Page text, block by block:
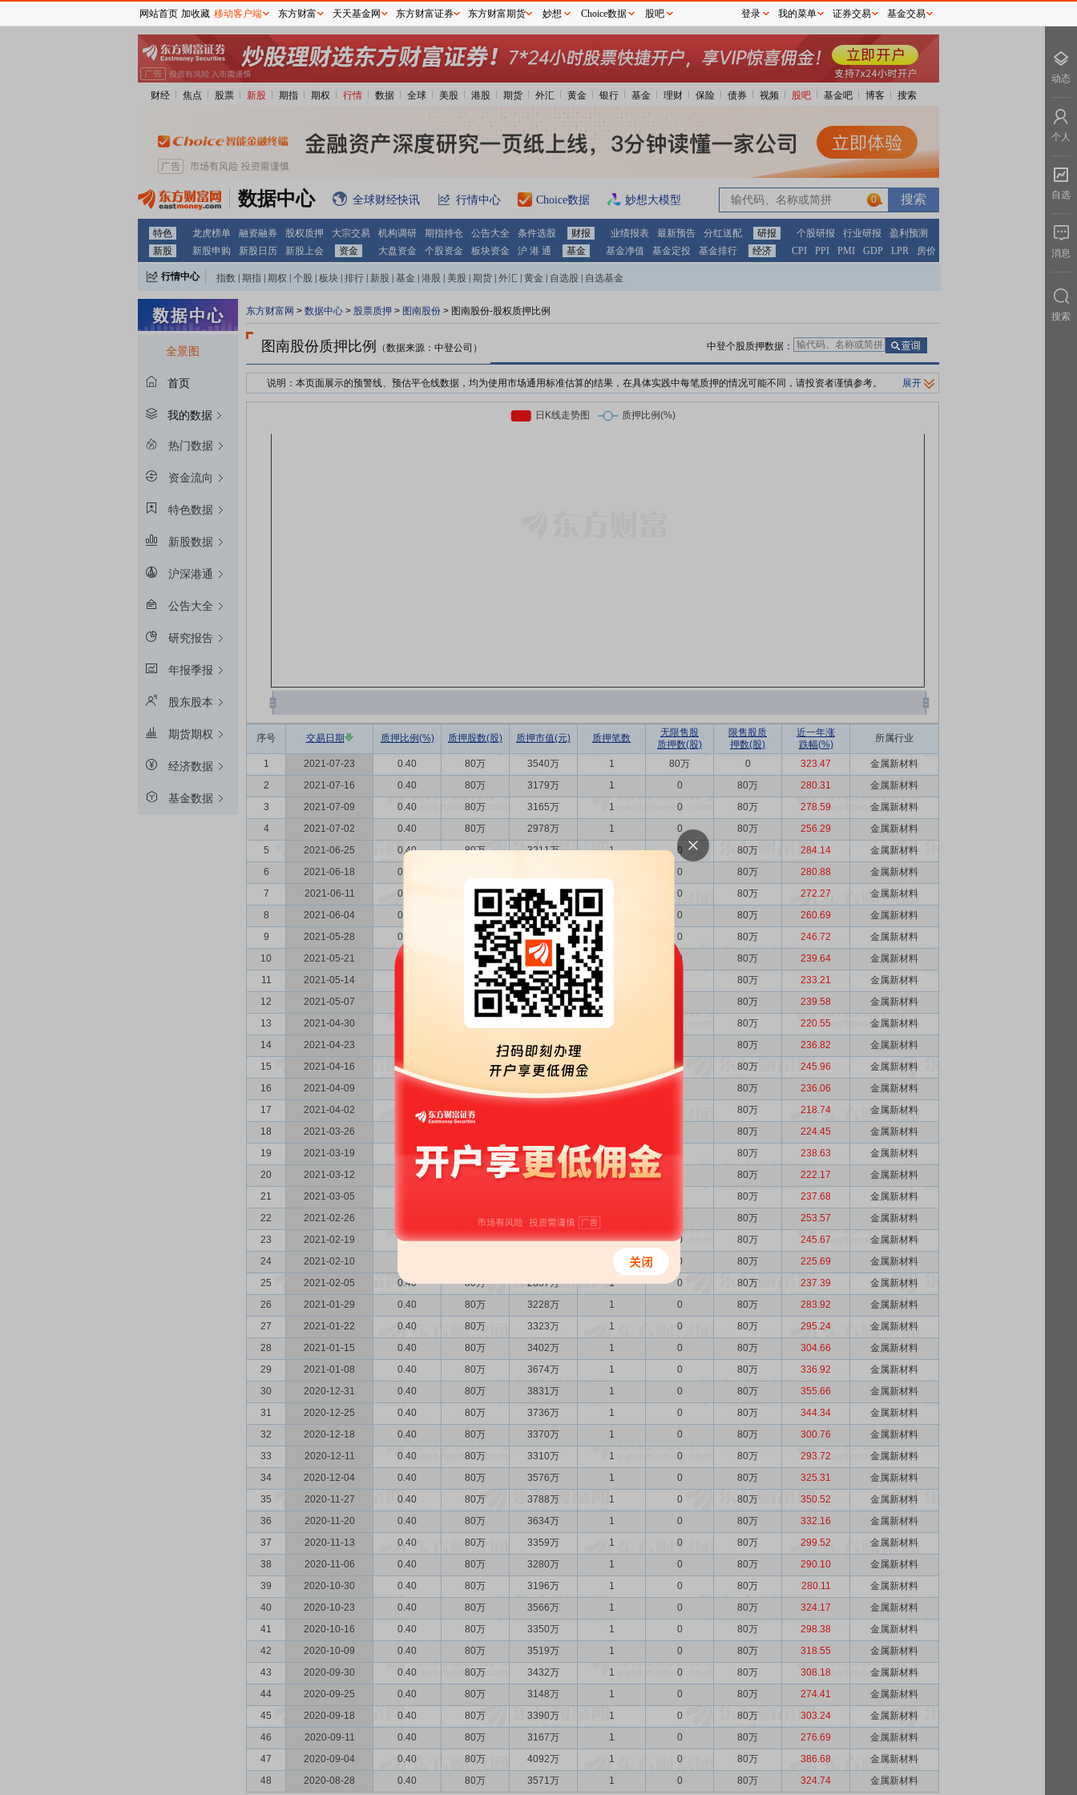
财经 焦点 股票 新股 期指 期权 行情 数据 全球 美股 港股 期货 外汇 黄金 银行 基金 理财 保险 债券 视频 股吧 基金吧 博客 搜索
数据中心 全球财经快讯 行情中心 Choice数据 妙想大模型 0
特色 龙虎榜单 融资融券 股权质押 大宗交易 机构调研 期指持仓 公告大全 条件选股 财报 业绩报表 最新预告 分红送配 研报 个股研报 行业研报
盈利预测
新股
新股申购 新股日历 新股上会 资金 大盘资金 个股资金 板块资金 沪 港 通 基金 基金净值 基金定投 基金排行 经济 CPI PPI PMI GDP LPR 房价
行情中心 指数 期指 期权 个股 板块 排行 新股 基金 港股 美股 期货 外汇 黄金 自选股 自选基金
全景图
首页
我的数据
热门数据
资金流向
特色数据
新股数据
沪深港通
公告大全
研究报告
年报季报
股东股本
期货期权
经济数据
基金数据
东方财富网 > 数据中心 > 股票质押 > 图南股份 > 图南股份-股权质押比例
图南股份质押比例 （数据来源：中登公司） 中登个股质押数据：
说明：本页面展示的预警线、预估平仓线数据，均为使用市场通用标准估算的结果，在具体实践中每笔质押的情况可能不同，请投资者谨慎参考。
接受股权质押的金融机构为了防止股价下跌对自己的利益造成损失，对质押个股的股价设置预警价格与强制平仓价格。
预警线算法：冻结起始日收盘价前复权*质押率*预警线比例
展开
序号 交易日期 质押比例(%) 质押股数(股) 质押市值(元) 质押笔数
无限售股
质押数(股)
限售股质
押数(股)
近一年涨
跌幅(%)
所属行业
1 2021-07-23 0.40 80万 3540万 1 80万 0 323.47
金属新材料
2
2021-07-16 0.40 80万 3179万 1 0 80万 280.31
金属新材料
3
2021-07-09 0.40 80万 3165万 1 0 80万 278.59
金属新材料
4
2021-07-02 0.40 80万 2978万 1 0 80万 256.29
金属新材料
5
2021-06-25 0.40 80万 3211万 1 0 80万 284.14
金属新材料
6
2021-06-18 0.40 0 80万 280.88
金属新材料
7
2021-06-11 0.40 80万 3112万 0 80万 272.27
金属新材料
8
2021-06-04 0.40 80万 3015万 0 80万 260.69
金属新材料
9
2021-05-28 0.40 80万 2898万 0 80万 246.72
金属新材料
10
2021-05-21 80万 2839万 0 80万 239.64
金属新材料
11
2021-05-14 80万 2802万 80万 233.21
金属新材料
12
2021-05-07 2855万 80万 239.58
金属新材料
13
2021-04-30 80万 1 80万 220.55
金属新材料
14
2021-04-23 2832万 80万 236.82
金属新材料
15
2021-04-16 0.40 2909万 0 80万 245.96
金属新材料
16
2021-04-09 80万 1 80万 236.06
金属新材料
17
2021-04-02 80万 80万 218.74
金属新材料
18
2021-03-26 80万 224.45
金属新材料
19
2021-03-19 80万 2847万 1 80万 238.63
金属新材料
20
2021-03-12 0.40 2709万 1 80万 222.17
金属新材料
21
2021-03-05 80万 237.68
金属新材料
22
2021-02-26 80万 2973万 80万 253.57
金属新材料
23
2021-02-19 0.40 80万 2906万 1 0 80万 245.67
金属新材料
24
2021-02-10 1 0 80万 225.69
金属新材料
25
2021-02-05 0.40 80万 2837万 1 0 80万 237.39
金属新材料
26
2021-01-29 0.40 80万 3228万 1 0 80万 283.92
金属新材料
27
2021-01-22 0.40 80万 3323万 1 0 80万 295.24
金属新材料
28
2021-01-15 0.40 80万 3402万 1 0 80万 304.66
金属新材料
29
2021-01-08 0.40 80万 3674万 1 0 80万 336.92
金属新材料
30
2020-12-31 0.40 80万 3831万 1 0 80万 355.66
金属新材料
31
2020-12-25 0.40 80万 3736万 1 0 80万 344.34
金属新材料
32
2020-12-18 0.40 80万 3370万 1 0 80万 300.76
金属新材料
33
2020-12-11 0.40 80万 3310万 1 0 80万 293.72
金属新材料
34
2020-12-04 0.40 80万 3576万 1 0 80万 325.31
金属新材料
35
2020-11-27 0.40 80万 3788万 1 0 80万 350.52
金属新材料
36
2020-11-20 0.40 80万 3634万 1 0 80万 332.16
金属新材料
37
2020-11-13 0.40 80万 3359万 1 0 80万 299.52
金属新材料
38
2020-11-06 0.40 80万 3280万 1 0 80万 290.10
金属新材料
39
2020-10-30 0.40 80万 3196万 1 0 80万 280.11
金属新材料
40
2020-10-23 0.40 80万 3566万 1 0 80万 324.17
金属新材料
41
2020-10-16 0.40 80万 3350万 1 0 80万 298.38
金属新材料
42
2020-10-09 0.40 80万 3519万 1 0 80万 318.55
金属新材料
43
2020-09-30 0.40 80万 3432万 1 0 80万 308.18
金属新材料
44
2020-09-25 0.40 80万 3148万 1 0 80万 274.41
金属新材料
45
2020-09-18 0.40 80万 3390万 1 0 80万 303.24
金属新材料
46
2020-09-11 0.40 80万 3167万 1 0 80万 276.69
金属新材料
47
2020-09-04 0.40 80万 4092万 1 0 80万 386.68
金属新材料
48
2020-08-28 0.40 80万 3571万 1 0 80万 324.74 金属新材料
网站首页 加收藏 移动客户端 东方财富 天天基金网 东方财富证券 东方财富期货 妙想 Choice数据 股吧 登录 我的菜单 证券交易 基金交易
动态
个人
自选
消息
搜索